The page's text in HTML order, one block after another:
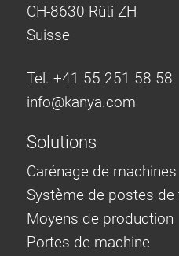
CH-8630 Rüti ZH
Suisse
Tel. +41 55 251 58 58
info@kanya.com
Solutions
Carénage de machines
Système de postes de
Moyens de production
Portes de machine